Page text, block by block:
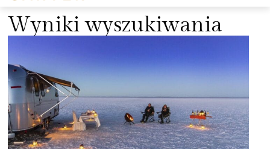
Wyniki wyszukiwania